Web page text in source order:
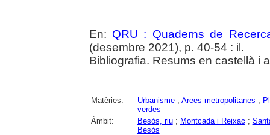
En: QRU : Quaderns de
(desembre 2021), p. 40-54 : il.
Bibliografia. Resums en castellà i
Matèries: Urbanisme; Arees metropolitanes ;
verdes
Àmbit:
Besòs, riu; Montcada i Reixac ;
Besòs